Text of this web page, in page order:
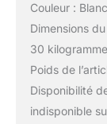
Couleur : Blanc
Dimensions
30
Poids de
Disponibilité
indisponible